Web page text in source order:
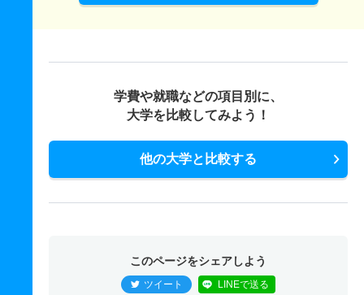
学費や就職などの項目別に、
大学を比較してみよう！
他の大学と比較する
このページをシェアしよう
ツイート LINEで送る